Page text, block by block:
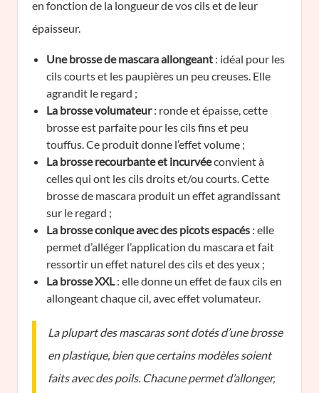
en fonction de la longueur de vos cils et de leur
épaisseur.
Une brosse de mascara allongeant : idéal pour les
cils courts et les paupières un peu creuses. Elle
agrandit le regard ;
La brosse volumateur: ronde et épaisse, cette
brosse est parfaite pour les cils fins et peu
touffus. Ce produit donne l’effet volume ;
La brosse recourbanteet incurvéeconvient à
celles qui ont les cils droits et/ou courts. Cette
brosse de mascara produit un effet agrandissant
sur le regard ;
La brosse conique avec des picots espacés : elle
permet d’alléger l’application du mascara et fait
ressortir un effet naturel des cils et des yeux ;
La brosse XXL: elle donne un effet de faux cils en
allongeant chaque cil, avec effet volumateur.
La plupart des mascaras sont dotés d’une brosse
en plastique, bien que certains modèles soient
faits avec des poils. Chacune permet d’allonger,